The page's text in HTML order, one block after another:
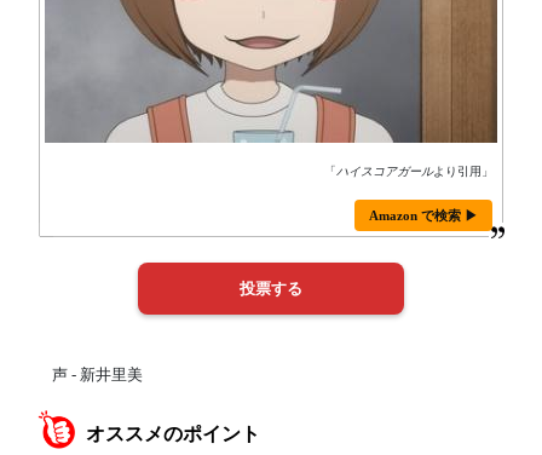
「ハイスコアガールより引用」
Amazon で検索 ▶
声 - 新井里美
オススメのポイント